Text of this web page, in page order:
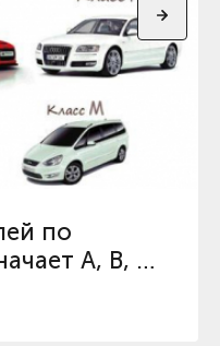
по
A, B, C,